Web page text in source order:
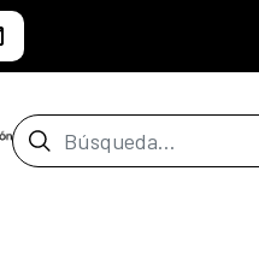
Barra de búsqueda